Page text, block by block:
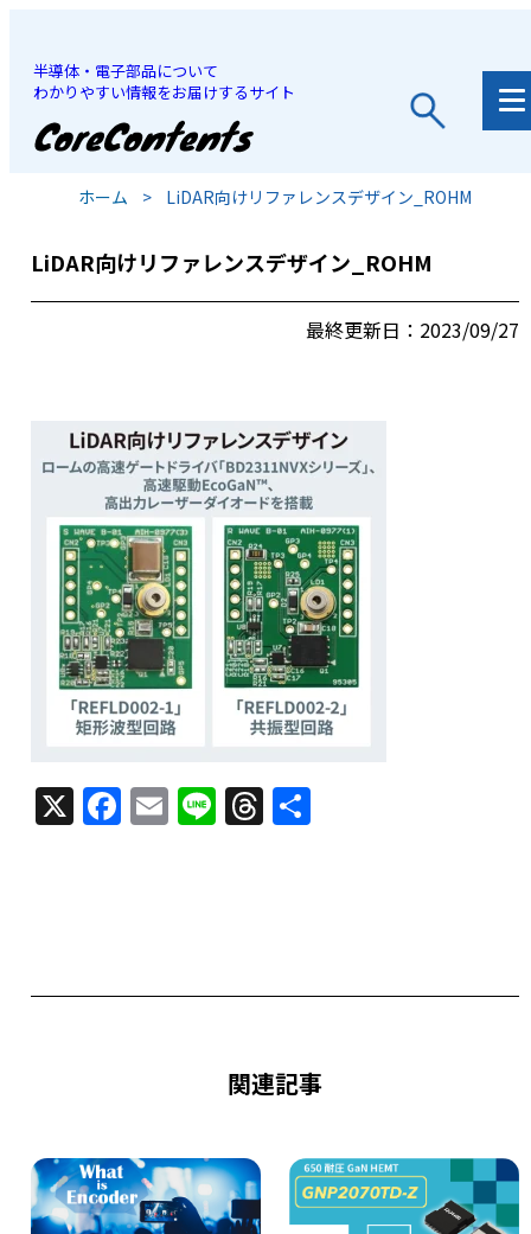
半導体・電子部品について
わかりやすい情報をお届けするサイト
JP
ホーム > LiDAR向けリファレンスデザイン_ROHM
LiDAR向けリファレンスデザイン_ROHM
最終更新日：2023/09/27
X F
a
o
E
m
Li
n
T
h
s
関連記事